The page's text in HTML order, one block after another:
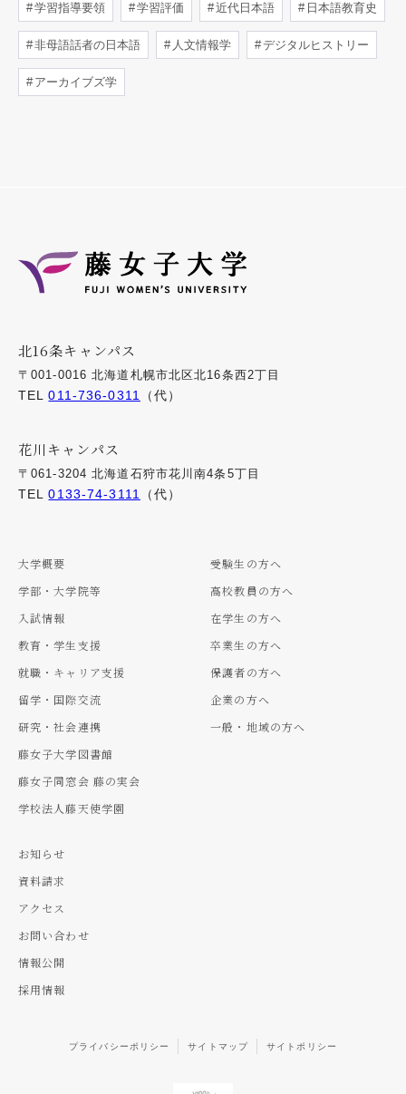
学習指導要領 学習評価 近代日本語 日本語教育史
非母語話者の日本語 人文情報学 デジタルヒストリー
アーカイブズ学
北16条キャンパス
〒001-0016 北海道札幌市北区北16条西2丁目
TEL011-736-0311 （代）
花川キャンパス
〒061-3204 北海道石狩市花川南4条5丁目
TEL0133-74-3111 （代）
大学概要
学部・大学院等
入試情報
教育・学生支援
就職・キャリア支援
留学・国際交流
研究・社会連携
藤女子大学図書館
藤女子同窓会 藤の実会
学校法人藤天使学園
受験生の方へ
高校教員の方へ
在学生の方へ
卒業生の方へ
保護者の方へ
企業の方へ
一般・地域の方へ
お知らせ
資料請求
アクセス
お問い合わせ
情報公開
採用情報
プライバシーポリシー サイトマップ サイトポリシー